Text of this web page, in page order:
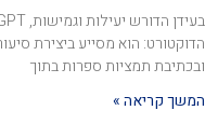
הוא מסייע ביצירת
תמציות ספרות בתוך
קריאה »